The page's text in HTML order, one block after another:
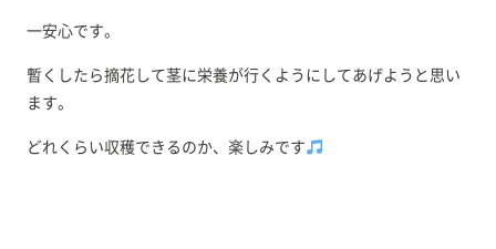
一安心です。
暫くしたら摘花して茎に栄養が行くようにしてあげようと思い
ます。
どれくらい収穫できるのか、楽しみです